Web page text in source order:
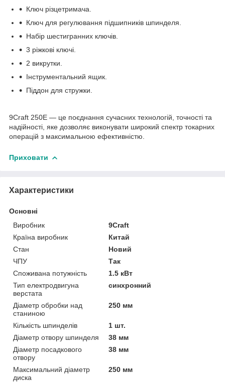
Ключ різцетримача.
Ключ для регулювання підшипників шпинделя.
Набір шестигранних ключів.
3 ріжкові ключі.
2 викрутки.
Інструментальний ящик.
Піддон для стружки.
9Craft 250E — це поєднання сучасних технологій, точності та
надійності, яке дозволяє виконувати широкий спектр токарних
операцій з максимальною ефективністю.
Приховати
Характеристики
Основні
Виробник
9Craft
Країна виробник
Китай
Стан
Новий
ЧПУ
Так
Споживана потужність
1.5 кВт
Тип електродвигуна
верстата
синхронний
Діаметр обробки над
станиною
250 мм
Кількість шпинделів
1 шт.
Діаметр отвору шпинделя
38 мм
Діаметр посадкового
отвору
38 мм
Максимальний діаметр
диска
250 мм